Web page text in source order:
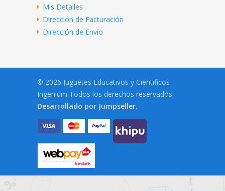
Mis Detalles
Dirección de Facturación
Dirección de Envío
© 2026 Juguetes Educativos y Cientificos
Ingenium Todos los derechos reservados.
Desarrollado por Jumpseller.